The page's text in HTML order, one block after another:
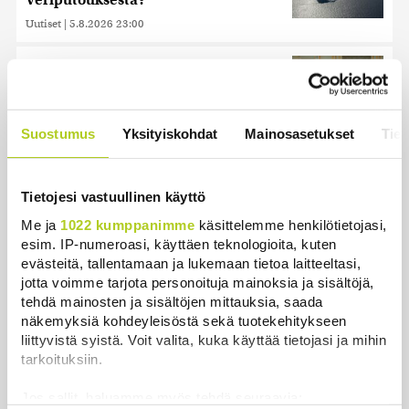
Suostumus Yksityiskohdat Mainosasetukset
Tietojesi vastuullinen käyttö
Me ja 1022 kumppanimme käsittelemme henkilötietojasi,
esim. IP-numeroasi, käyttäen teknologioita, kuten
evästeitä, tallentamaan ja lukemaan tietoa laitteeltasi,
jotta voimme tarjota personoituja mainoksia ja sisältöjä,
tehdä mainosten ja sisältöjen mittauksia, saada
näkemyksiä kohdeyleisöstä sekä tuotekehitykseen
liittyvistä syistä. Voit valita, kuka käyttää tietojasi ja mihin
tarkoituksiin.
Uutiset | 5.8.2026 23:00
Uutiset | 4.8.2026 11:02
Keskustan Siika-aho kertoo, mikä
uutinen – ”Kokoomus maksaa siitä
hintaa”
Uutiset | 6.8.2026 11:56
Uutiset